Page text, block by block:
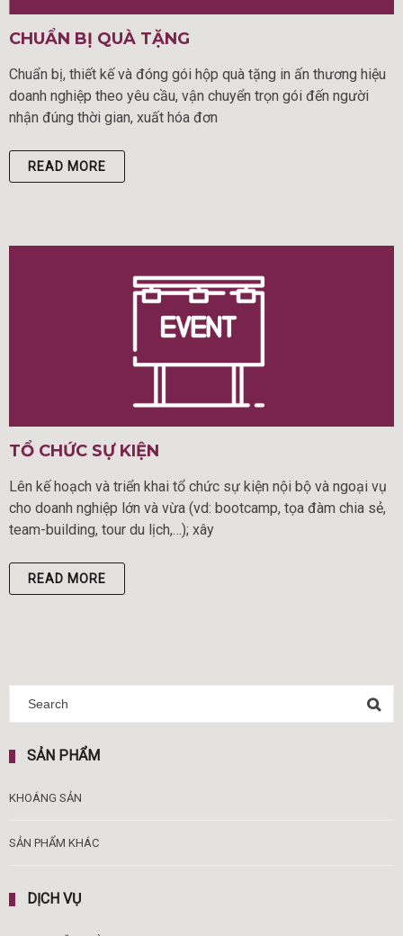
CHUẨN BỊ QUÀ TẶNG
Chuẩn bị, thiết kế và đóng gói hộp quà tặng in ấn thương hiệu
doanh nghiệp theo yêu cầu, vận chuyển trọn gói đến người
nhận đúng thời gian, xuất hóa đơn
READ MORE
TỔ CHỨC SỰ KIỆN
Lên kế hoạch và triển khai tổ chức sự kiện nội bộ và ngoại vụ
cho doanh nghiệp lớn và vừa (vd: bootcamp, tọa đàm chia sẻ,
team-building, tour du lịch,…); xây
READ MORE
SẢN PHẨM
KHOÁNG SẢN
SẢN PHẨM KHÁC
DỊCH VỤ